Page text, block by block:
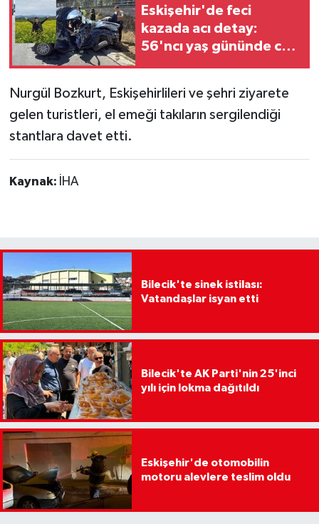
Eskişehir'de feci
kazada acı detay:
56'ncı yaş gününde can
Nurgül Bozkurt, Eskişehirlileri ve şehri ziyarete
gelen turistleri, el emeği takıların sergilendiği
stantlara davet etti.
Kaynak: İHA
Bilecik'te sinek istilası:
Vatandaşlar isyan etti
Bilecik'te AK Parti'nin 25'inci
yılı için lokma dağıtıldı
Eskişehir'de otomobilin
motoru alevlere teslim oldu